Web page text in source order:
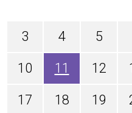
3 4 5
10 11 12
17 18 19